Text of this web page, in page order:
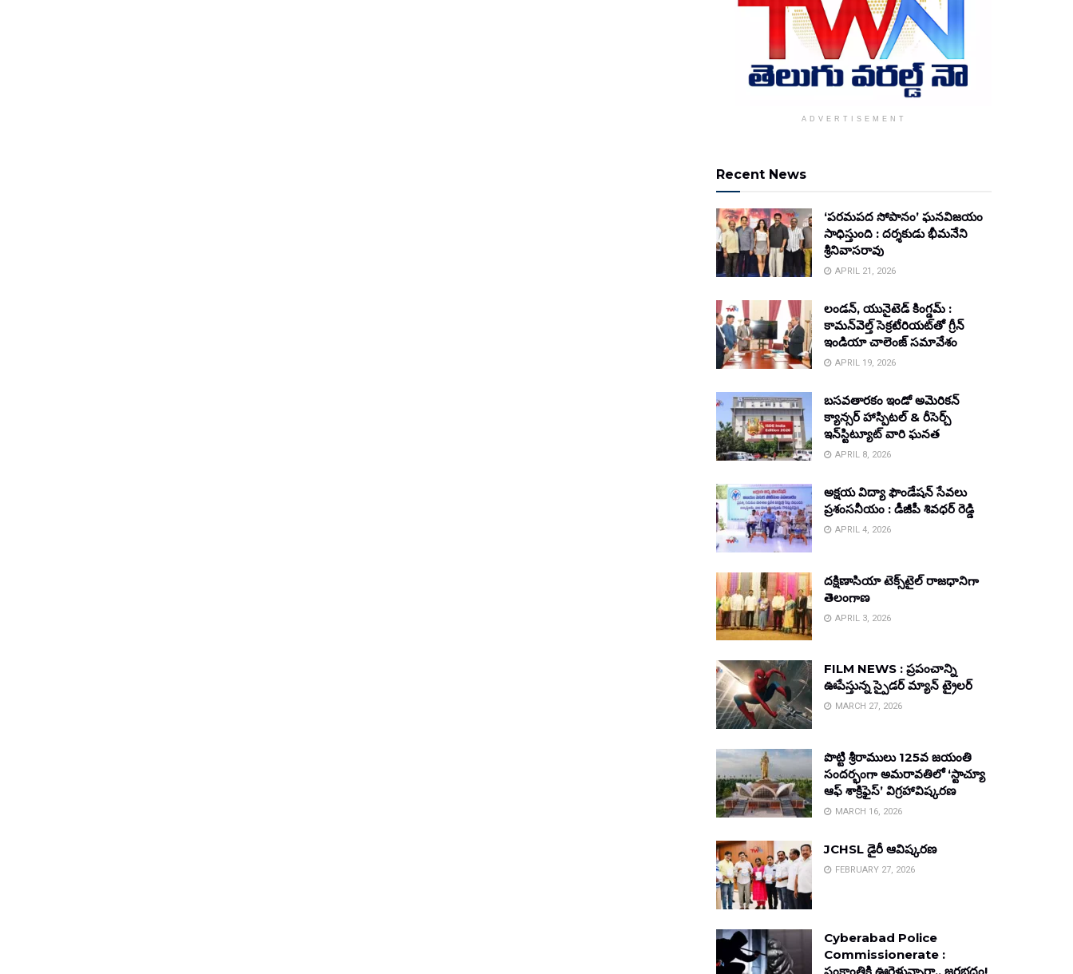
ADVERTISEMENT
Recent News
‘పరమపద సోపానం’ ఘనవిజయం
సాధిస్తుంది : దర్శకుడు భీమనేని
శ్రీనివాసరావు
APRIL 21, 2026
లండన్, యునైటెడ్ కింగ్డమ్ :
కామన్‌వెల్త్ సెక్రటేరియట్‌తో గ్రీన్
ఇండియా చాలెంజ్ సమావేశం
APRIL 19, 2026
బసవతారకం ఇండో అమెరికన్
క్యాన్సర్ హాస్పిటల్ & రీసెర్చ్
ఇన్‌స్టిట్యూట్ వారి ఘనత
APRIL 8, 2026
అక్షయ విద్యా ఫౌండేషన్ సేవలు
ప్రశంసనీయం : డీజీపీ శివధర్ రెడ్డి
APRIL 4, 2026
దక్షిణాసియా టెక్స్‌టైల్ రాజధానిగా
తెలంగాణ
APRIL 3, 2026
FILM NEWS : ప్రపంచాన్ని
ఊపేస్తున్న స్పైడర్ మ్యాన్ ట్రైలర్
MARCH 27, 2026
పొట్టి శ్రీరాములు 125వ జయంతి
సందర్భంగా అమరావతిలో ‘స్టాచ్యూ
ఆఫ్ శాక్రిఫైస్’ విగ్రహావిష్కరణ
MARCH 16, 2026
JCHSL డైరీ ఆవిష్కరణ
FEBRUARY 27, 2026
Cyberabad Police
Commissionerate :